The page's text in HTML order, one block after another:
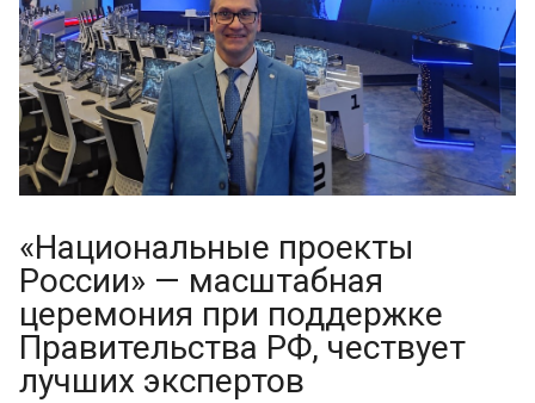
«Национальные проекты
России» — масштабная
церемония при поддержке
Правительства РФ, чествует
лучших экспертов